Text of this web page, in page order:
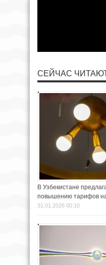
СЕЙЧАС
В Узбекистане
повышению тарифов
31.01.2026 00:10